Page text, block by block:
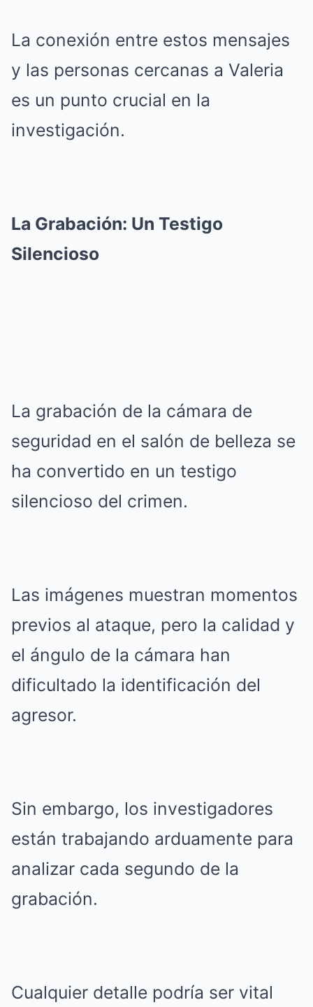
La conexión entre estos mensajes
y las personas cercanas a Valeria
es un punto crucial en la
investigación.
La Grabación: Un Testigo
Silencioso
La grabación de la cámara de
seguridad en el salón de belleza se
ha convertido en un testigo
silencioso del crimen.
Las imágenes muestran momentos
previos al ataque, pero la calidad y
el ángulo de la cámara han
dificultado la identificación del
agresor.
Sin embargo, los investigadores
están trabajando arduamente para
analizar cada segundo de la
grabación.
Cualquier detalle podría ser vital